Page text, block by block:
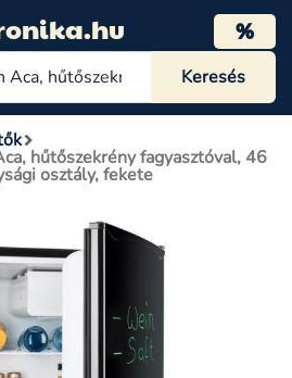
%
hűtőszekrény fagyasztóval, 46
osztály, fekete